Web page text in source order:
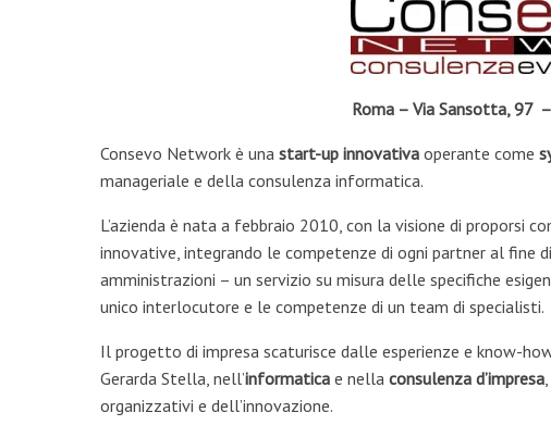
Roma – Via Sansotta, 97 –
Consevo Network è una start-up innovativa operante come
manageriale e della consulenza informatica.
L’azienda è nata a febbraio 2010, con la visione di proporsi
innovative, integrando le competenze di ogni partner al fine
amministrazioni – un servizio su misura delle specifiche
unico interlocutore e le competenze di un team di specialisti.
Il progetto di impresa scaturisce dalle esperienze e know-
Gerarda Stella, nell’informatica e nella consulenza d’impresa
organizzativi e dell’innovazione.